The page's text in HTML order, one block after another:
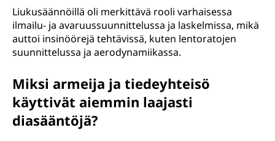
Liukusäännöillä oli merkittävä rooli varhaisessa
ilmailu- ja avaruussuunnittelussa ja laskelmissa, mikä
auttoi insinöörejä tehtävissä, kuten lentoratojen
suunnittelussa ja aerodynamiikassa.
Miksi armeija ja tiedeyhteisö
käyttivät aiemmin laajasti
diasääntöjä?